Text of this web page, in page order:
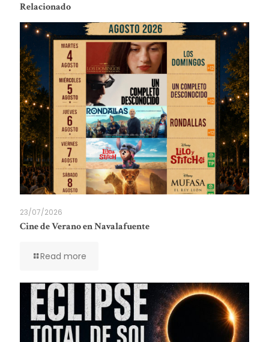
Relacionado
23/07/2026
Cine de Verano en Navalafuente
Read more